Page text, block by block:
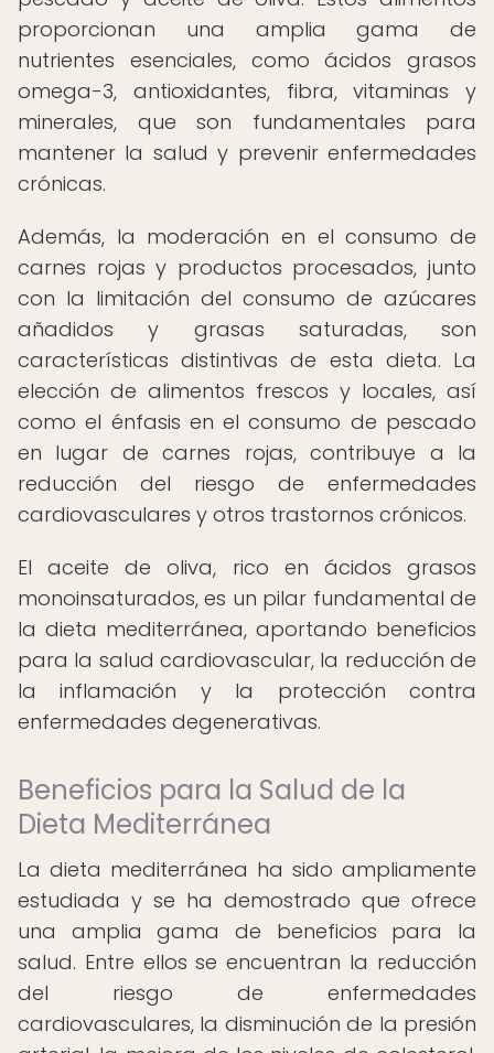
proporcionan una amplia gama de
nutrientes esenciales, como ácidos grasos
omega-3, antioxidantes, fibra, vitaminas y
minerales, que son fundamentales para
mantener la salud y prevenir enfermedades
crónicas.
Además, la moderación en el consumo de
carnes rojas y productos procesados, junto
con la limitación del consumo de azúcares
añadidos y grasas saturadas, son
características distintivas de esta dieta. La
elección de alimentos frescos y locales, así
como el énfasis en el consumo de pescado
en lugar de carnes rojas, contribuye a la
reducción del riesgo de enfermedades
cardiovasculares y otros trastornos crónicos.
El aceite de oliva, rico en ácidos grasos
monoinsaturados, es un pilar fundamental de
la dieta mediterránea, aportando beneficios
para la salud cardiovascular, la reducción de
la inflamación y la protección contra
enfermedades degenerativas.
Beneficios para la Salud de la
Dieta Mediterránea
La dieta mediterránea ha sido ampliamente
estudiada y se ha demostrado que ofrece
una amplia gama de beneficios para la
salud. Entre ellos se encuentran la reducción
del riesgo de enfermedades
cardiovasculares, la disminución de la presión